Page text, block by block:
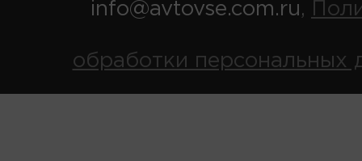
info@avtovse.com.ru,
обработки персональных